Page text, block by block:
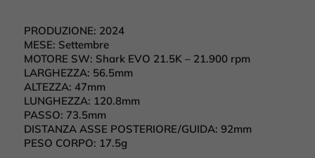
PRODUZIONE: 2024
MESE: Settembre
MOTORE SW: Shark EVO 21.5K – 21.900 rpm
LARGHEZZA: 56.5mm
ALTEZZA: 47mm
LUNGHEZZA: 120.8mm
PASSO: 73.5mm
DISTANZA ASSE POSTERIORE/GUIDA: 92mm
PESO CORPO: 17.5g